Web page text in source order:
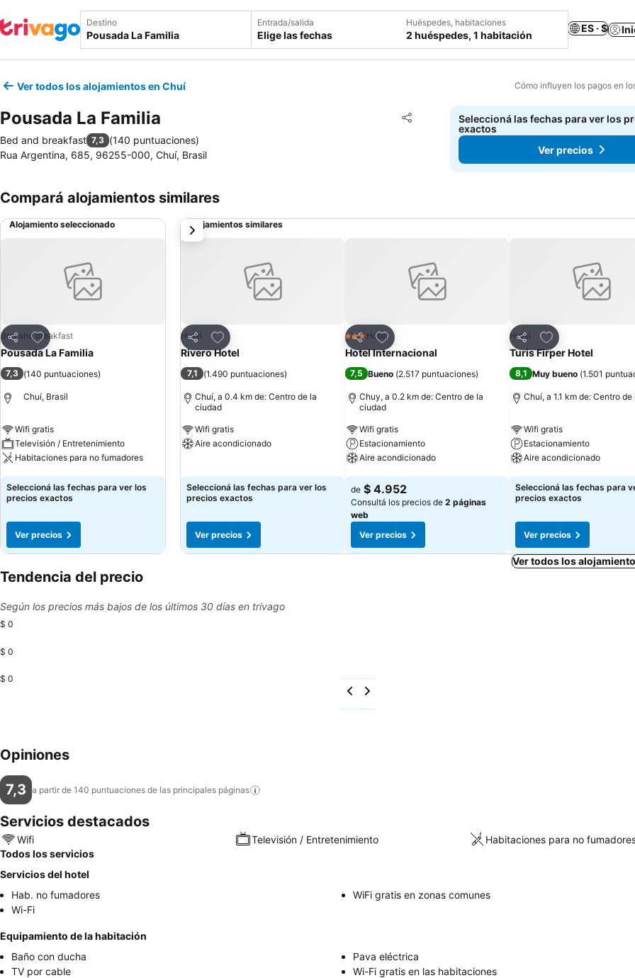
Destino Entrada/salida
Elige las fechas
Huéspedes, habitaciones
2 huéspedes, 1 habitación
ES · $
Ver todos los alojamientos en Chuí Cómo influyen los pagos en
Pousada La Familia Compartir
Añadir a favoritos
Bed and breakfast 7,3 (140 puntuaciones)
Rua Argentina, 685, 96255-000, Chuí, Brasil
Seleccioná las fechas para ver los
exactos
Ver precios
Compará alojamientos similares
Alojamiento seleccionado
Compartir
Añadir a favoritos
Bed and breakfast
Pousada La Familia
7,3 (140 puntuaciones)
Chuí, Brasil
Wifi gratis
Televisión / Entretenimiento
Habitaciones para no fumadores
Ver precios
Seleccioná las fechas para ver los
precios exactos
Ver precios
Alojamientos similares
Compartir
Añadir a favoritos
Hotel
Rivero Hotel
7,1 (1.490 puntuaciones)
Chuí, a 0.4 km de: Centro de la
ciudad
Wifi gratis
Aire acondicionado
Seleccioná las fechas para ver los
precios exactos
Ver precios
Compartir
Añadir a favoritos
3 Estrellas
Hotel
Hotel Internacional
7,5 Bueno (2.517 puntuaciones)
Chuy, a 0.2 km de: Centro de la
ciudad
Wifi gratis
Estacionamiento
Aire acondicionado
Ver precios
de $ 4.952
Consultá los precios de 2 páginas
web
Ver precios
Compartir
Añadir a favoritos
Hotel
Turis Firper Hotel
8,1 Muy bueno (1.501
Chuí, a 1.1 km de: Centro
Wifi gratis
Estacionamiento
Aire acondicionado
Ver precios
Seleccioná las fechas para
precios exactos
Ver precios
siguiente
Ver todos los
Tendencia del precio
Según los precios más bajos de los últimos 30 días en trivago
$ 0
$ 0
$ 0
Opiniones
7,3 a partir de 140 puntuaciones de las principales páginas
Servicios destacados
Wifi Televisión / Entretenimiento
Habitaciones para no
Todos los servicios
Servicios del hotel
Hab. no fumadores
WiFi gratis en zonas comunes
Wi-Fi
Equipamiento de la habitación
Baño con ducha
Pava eléctrica
TV por cable
Wi-Fi gratis en las habitaciones